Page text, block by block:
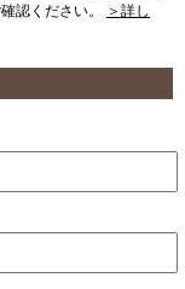
認ください。
＞詳し